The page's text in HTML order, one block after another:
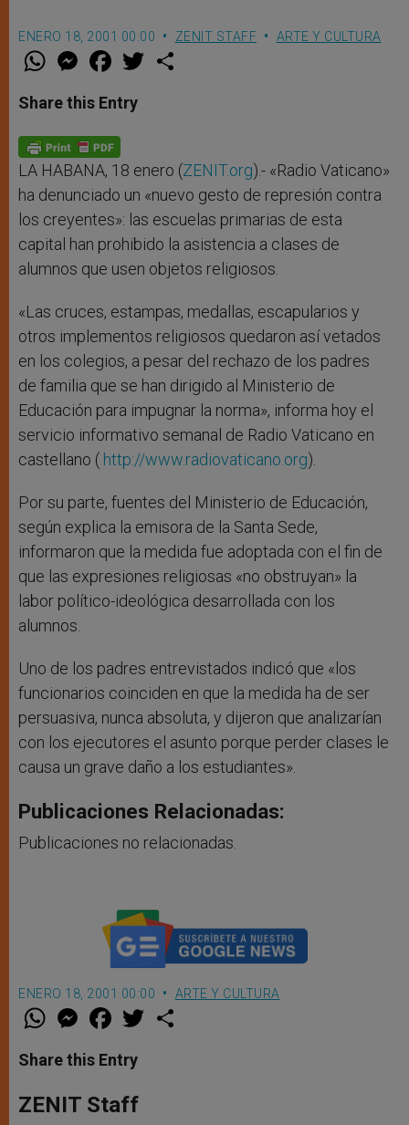
ENERO 18, 2001 00:00 ZENIT STAFF ARTE Y CULTURA
W
t
s
p
p
M
e
s
e
g
e
r
F
a
e
b
o
k
w
Share this Entry
LA HABANA, 18 enero (ZENIT.org).- «Radio Vaticano»
ha denunciado un «nuevo gesto de represión contra
los creyentes»: las escuelas primarias de esta
capital han prohibido la asistencia a clases de
alumnos que usen objetos religiosos.
«Las cruces, estampas, medallas, escapularios y
otros implementos religiosos quedaron así vetados
en los colegios, a pesar del rechazo de los padres
de familia que se han dirigido al Ministerio de
Educación para impugnar la norma», informa hoy el
servicio informativo semanal de Radio Vaticano en
castellano ( http://www.radiovaticano.org).
Por su parte, fuentes del Ministerio de Educación,
según explica la emisora de la Santa Sede,
informaron que la medida fue adoptada con el fin de
que las expresiones religiosas «no obstruyan» la
labor político-ideológica desarrollada con los
alumnos.
Uno de los padres entrevistados indicó que «los
funcionarios coinciden en que la medida ha de ser
persuasiva, nunca absoluta, y dijeron que analizarían
con los ejecutores el asunto porque perder clases le
causa un grave daño a los estudiantes».
Publicaciones Relacionadas:
Publicaciones no relacionadas.
ENERO 18, 2001 00:00 ARTE Y CULTURA
W
t
s
p
p
M
e
s
e
g
e
F
a
e
b
o
k
w
Share this Entry
ZENIT Staff